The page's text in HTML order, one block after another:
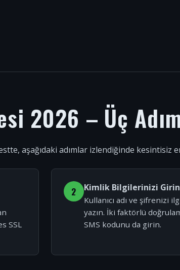
2026 – Üç
aşağıdaki adımlar izlendiğinde kesintisiz
SSL
2 Kimlik Bilgilerinizi Girin
Kullanıcı adı ve şifrenizi
yazın. İki faktörlü
SMS kodunu da girin.